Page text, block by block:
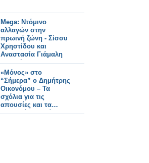
Mega: Ντόμινο
αλλαγών στην
πρωινή ζώνη - Σίσσυ
Χρηστίδου και
Αναστασία Γιάμαλη
υποψήφιες για
καθημερινό slot
«Μόνος» στο
“Σήμερα” ο Δημήτρης
Οικονόμου – Τα
σχόλια για τις
απουσίες και τα…
ιαματικά λουτρά»